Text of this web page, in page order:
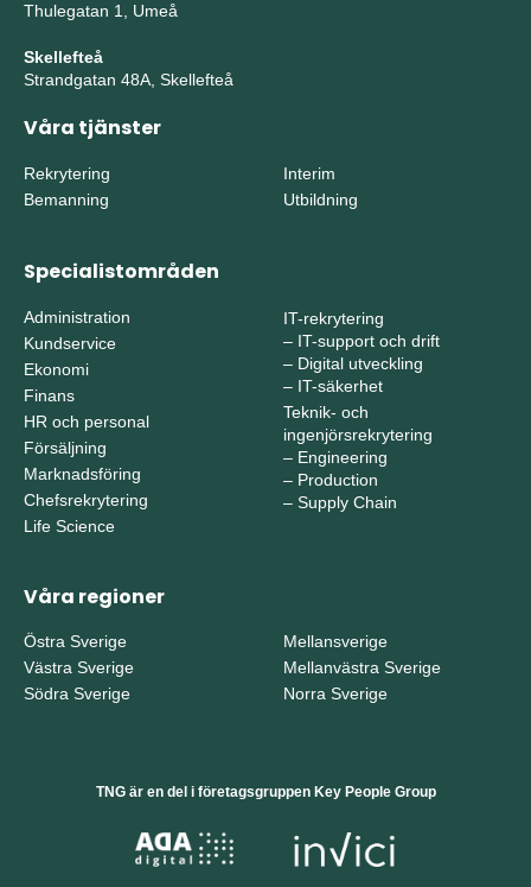
Thulegatan 1, Umeå
Skellefteå
Strandgatan 48A, Skellefteå
Våra tjänster
Rekrytering
Bemanning
Interim
Utbildning
Specialistområden
Administration
Kundservice
Ekonomi
Finans
HR och personal
Försäljning
Marknadsföring
Chefsrekrytering
Life Science
IT-rekrytering
– IT-support och drift
– Digital utveckling
– IT-säkerhet
Teknik- och
ingenjörsrekrytering
– Engineering
– Production
– Supply Chain
Våra regioner
Östra Sverige
Västra Sverige
Södra Sverige
Mellansverige
Mellanvästra Sverige
Norra Sverige
TNG är en del i företagsgruppen Key People Group